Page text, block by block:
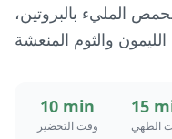
المليء بالبروتين،
10 min
وقت التحضير
15
الطهي